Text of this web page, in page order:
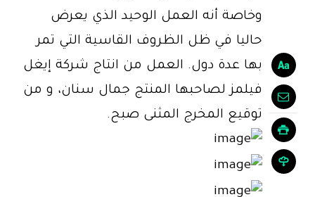
وخاصة أنه العمل الوحيد الذي يعرض
حاليا في ظل الظروف القاسية التي تمر
بها عدة دول. العمل من انتاج شركة إيغل
فيلمز لصاحبها المنتج جمال سنان، و من
توقيع المخرج المثنى صبح.